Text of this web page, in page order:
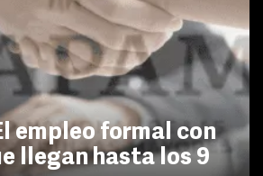
empleo formal con
llegan hasta los 9